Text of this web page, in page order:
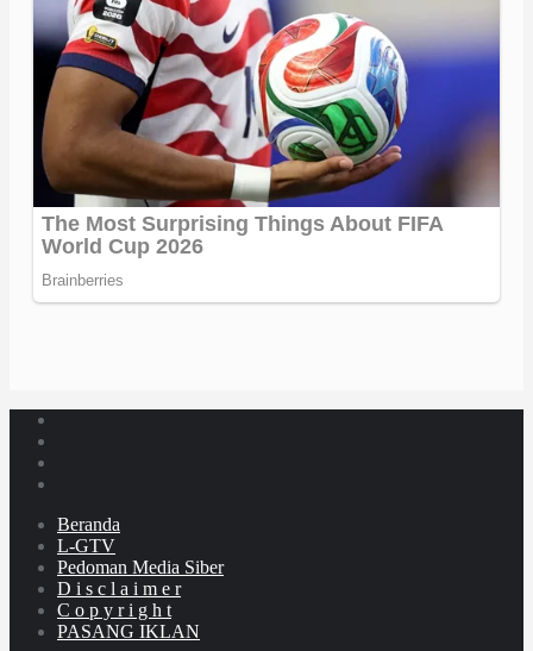
Beranda
L-GTV
Pedoman Media Siber
D i s c l a i m e r
C o p y r i g h t
PASANG IKLAN